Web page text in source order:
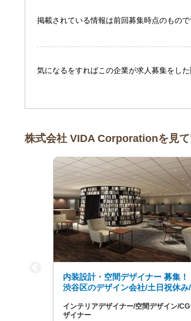
掲載されている情報は前回募集時点のもの
気になるをすればこの企業が求人募集をし
株式会社 VIDA Corporationを見
内装設計・空間デザイナー 募集！
渋谷区のデザイン会社/土日祝休み
インテリアデザイナー/空間デザイン/
ザイナー